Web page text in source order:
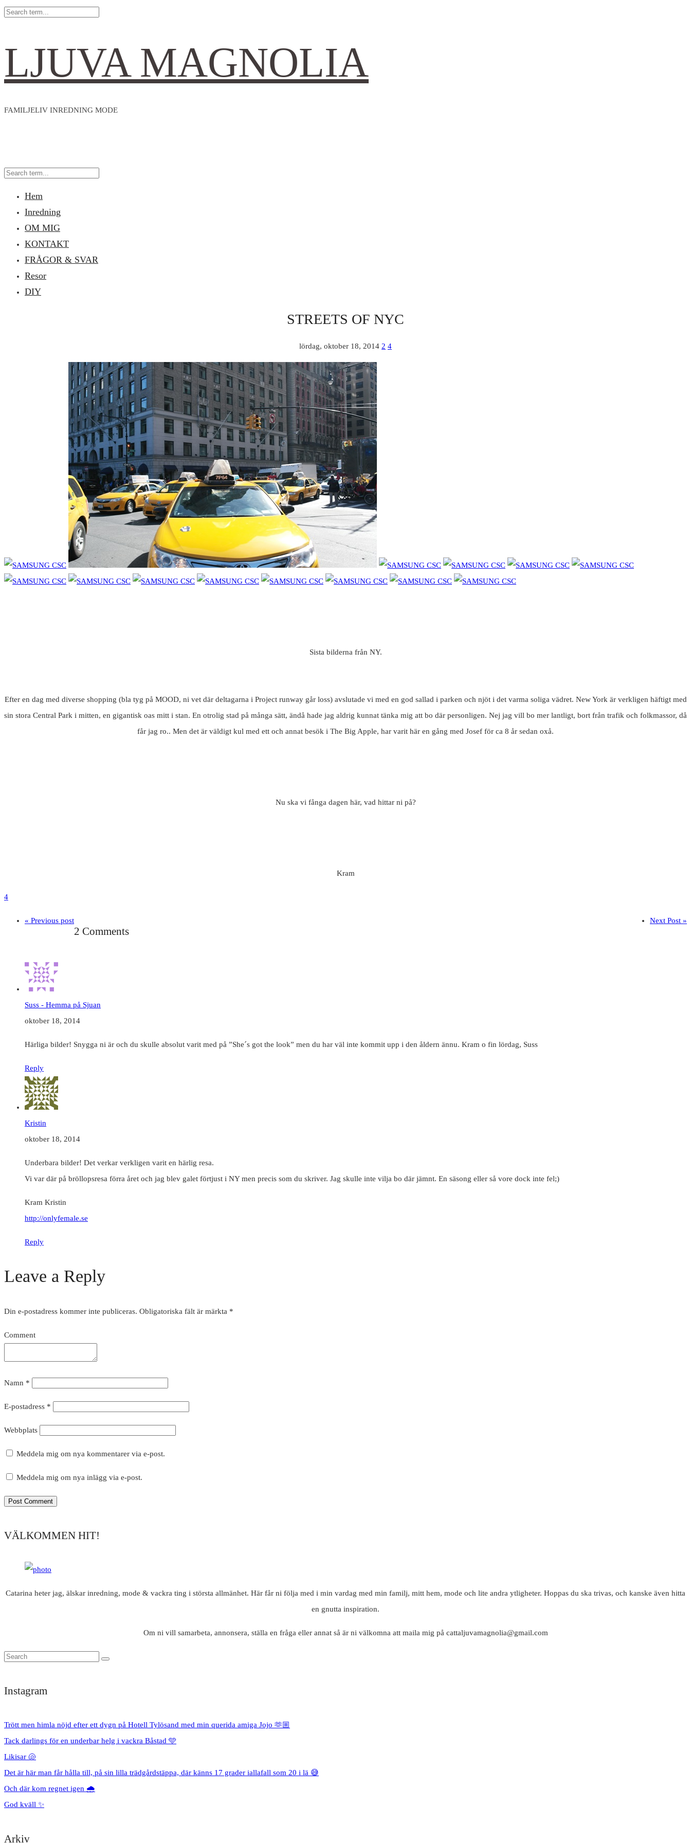
LJUVA MAGNOLIA
FAMILJELIV INREDNING MODE
Hem
Inredning
OM MIG
KONTAKT
FRÅGOR & SVAR
Resor
DIY
STREETS OF NYC
lördag, oktober 18, 2014 2 4
Sista bilderna från NY.
Efter en dag med diverse shopping (bla tyg på MOOD, ni vet där deltagarna i Project runway går loss) avslutade vi med en god sallad i parken och njöt i det varma soliga vädret. New York är verkligen häftigt med
sin stora Central Park i mitten, en gigantisk oas mitt i stan. En otrolig stad på många sätt, ändå hade jag aldrig kunnat tänka mig att bo där personligen. Nej jag vill bo mer lantligt, bort från trafik och folkmassor, då
får jag ro.. Men det är väldigt kul med ett och annat besök i The Big Apple, har varit här en gång med Josef för ca 8 år sedan oxå.
Nu ska vi fånga dagen här, vad hittar ni på?
Kram
4
« Previous post Next Post »
2 Comments
Suss - Hemma på Sjuan
oktober 18, 2014
Härliga bilder! Snygga ni är och du skulle absolut varit med på ”She´s got the look” men du har väl inte kommit upp i den åldern ännu. Kram o fin lördag, Suss
Reply
Kristin
oktober 18, 2014
Underbara bilder! Det verkar verkligen varit en härlig resa.
Vi var där på bröllopsresa förra året och jag blev galet förtjust i NY men precis som du skriver. Jag skulle inte vilja bo där jämnt. En säsong eller så vore dock inte fel;)
Kram Kristin
http://onlyfemale.se
Reply
Leave a Reply
Din e-postadress kommer inte publiceras. Obligatoriska fält är märkta *
Comment
Namn *
E-postadress *
Webbplats
Meddela mig om nya kommentarer via e-post.
Meddela mig om nya inlägg via e-post.
VÄLKOMMEN HIT!
Catarina heter jag, älskar inredning, mode & vackra ting i största allmänhet. Här får ni följa med i min vardag med min familj, mitt hem, mode och lite andra ytligheter. Hoppas du ska trivas, och kanske även hitta
en gnutta inspiration.
Om ni vill samarbeta, annonsera, ställa en fråga eller annat så är ni välkomna att maila mig på cattaljuvamagnolia@gmail.com
Instagram
Trött men himla nöjd efter ett dygn på Hotell Tylösand med min querida amiga Jojo 🫶🏼
Tack darlings för en underbar helg i vackra Båstad 🩵
Likisar 🐚
Det är här man får hålla till, på sin lilla trädgårdstäppa, där känns 17 grader iallafall som 20 i lä 😅
Och där kom regnet igen 🌧️
God kväll ✨
Arkiv